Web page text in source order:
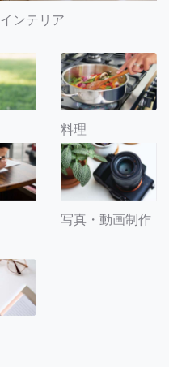
インテリア
料理
写真・動画制作